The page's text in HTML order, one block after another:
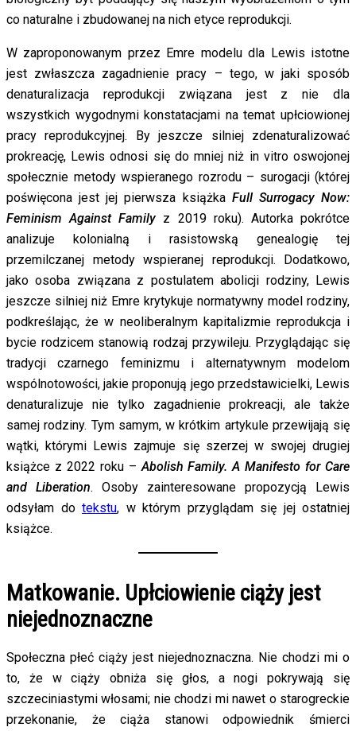
co naturalne i zbudowanej na nich etyce reprodukcji.
W zaproponowanym przez Emre modelu dla Lewis istotne
jest zwłaszcza zagadnienie pracy – tego, w jaki sposób
denaturalizacja reprodukcji związana jest z nie dla
wszystkich wygodnymi konstatacjami na temat upłciowionej
pracy reprodukcyjnej. By jeszcze silniej zdenaturalizować
prokreację, Lewis odnosi się do mniej niż in vitro oswojonej
społecznie metody wspieranego rozrodu – surogacji (której
poświęcona jest jej pierwsza książka Full Surrogacy Now:
Feminism Against Family z 2019 roku). Autorka pokrótce
analizuje kolonialną i rasistowską genealogię tej
przemilczanej metody wspieranej reprodukcji. Dodatkowo,
jako osoba związana z postulatem abolicji rodziny, Lewis
jeszcze silniej niż Emre krytykuje normatywny model rodziny,
podkreślając, że w neoliberalnym kapitalizmie reprodukcja i
bycie rodzicem stanowią rodzaj przywileju. Przyglądając się
tradycji czarnego feminizmu i alternatywnym modelom
wspólnotowości, jakie proponują jego przedstawicielki, Lewis
denaturalizuje nie tylko zagadnienie prokreacji, ale także
samej rodziny. Tym samym, w krótkim artykule przewijają się
wątki, którymi Lewis zajmuje się szerzej w swojej drugiej
książce z 2022 roku –Abolish Family. A Manifesto for Care
and Liberation. Osoby zainteresowane propozycją Lewis
odsyłam do tekstu, w którym przyglądam się jej ostatniej
książce.
Matkowanie. Upłciowienie ciąży jest
niejednoznaczne
Społeczna płeć ciąży jest niejednoznaczna. Nie chodzi mi o
to, że w ciąży obniża się głos, a nogi pokrywają się
szczeciniastymi włosami; nie chodzi mi nawet o starogreckie
przekonanie, że ciąża stanowi odpowiednik śmierci